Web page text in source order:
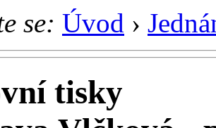
se: Úvod ›
tisky